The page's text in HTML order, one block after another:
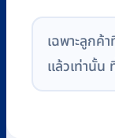
เฉพาะลูกค้
แล้วเท่านั้น